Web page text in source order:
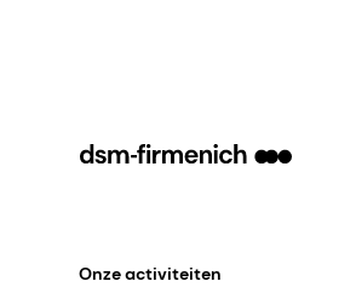
Onze activiteiten